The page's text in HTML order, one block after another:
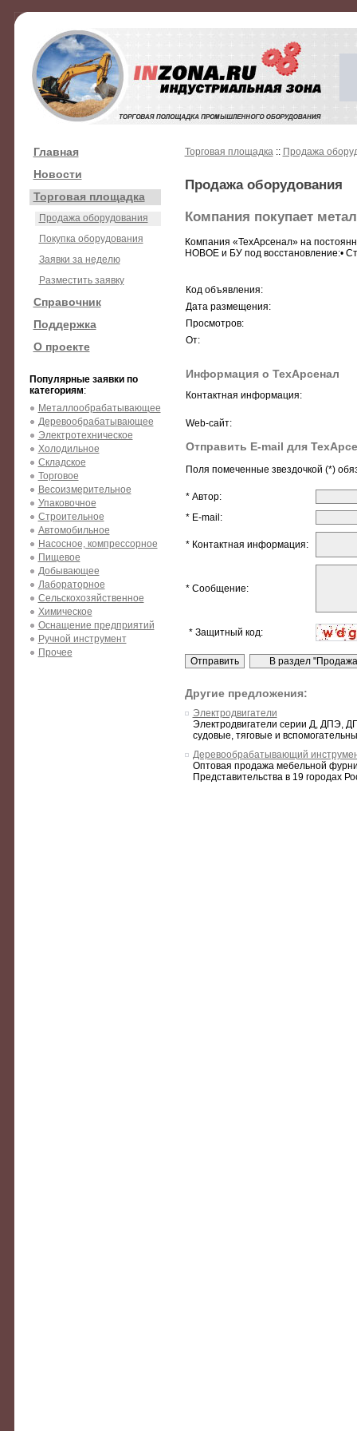
Главная
Новости
Торговая площадка
Продажа оборудования
Покупка оборудования
Заявки за неделю
Разместить заявку
Справочник
Поддержка
О проекте
Популярные заявки по
категориям:
Металлообрабатывающее
Деревообрабатывающее
Электротехническое
Холодильное
Складское
Торговое
Весоизмерительное
Упаковочное
Строительное
Автомобильное
Насосное, компрессорное
Пищевое
Добывающее
Лабораторное
Сельскохозяйственное
Химическое
Оснащение предприятий
Ручной инструмент
Прочее
Торговая площадка:: Продажа
Продажа оборудования
Компания покупает
Компания «ТехАрсенал» на
НОВОЕ и БУ под восстановление:•
Код объявления:
Дата размещения:
Просмотров:
От:
Информация о ТехАрсенал
Контактная информация:
Web-сайт:
Отправить E-mail для
Поля помеченные звездочкой (*)
* Автор:
* E-mail:
* Контактная информация:
* Сообщение:
* Защитный код:
Другие предложения:
Электродвигатели
Электродвигатели серии Д, ДПЭ,
судовые, тяговые и
Деревообрабатывающий
Оптовая продажа мебельной
Представительства в 19 городах